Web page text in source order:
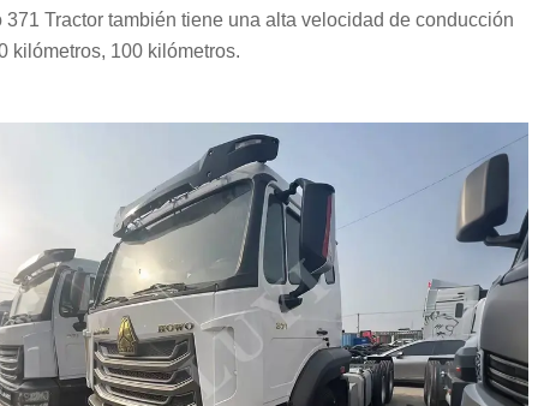
Tractor también tiene una alta velocidad de conducción
kilómetros, 100 kilómetros.